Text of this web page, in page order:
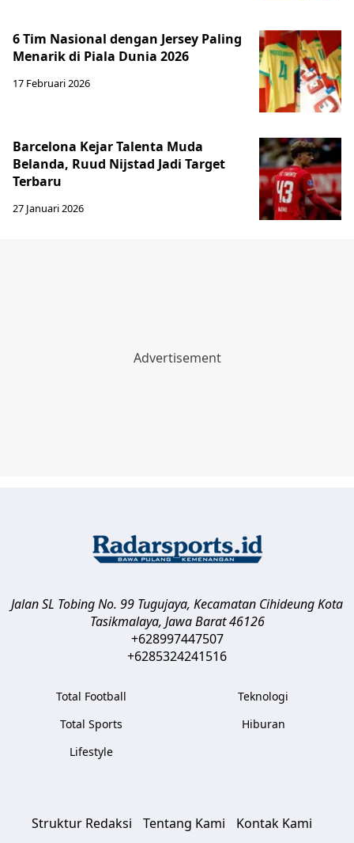
6 Tim Nasional dengan Jersey Paling
Menarik di Piala Dunia 2026
17 Februari 2026
Barcelona Kejar Talenta Muda
Belanda, Ruud Nijstad Jadi Target
Terbaru
27 Januari 2026
Jalan SL Tobing No. 99 Tugujaya, Kecamatan CihideungKota
Tasikmalaya, Jawa Barat 46126
+628997447507
+6285324241516
Total Football
Total Sports
Lifestyle
Teknologi
Hiburan
Struktur Redaksi Tentang Kami Kontak Kami